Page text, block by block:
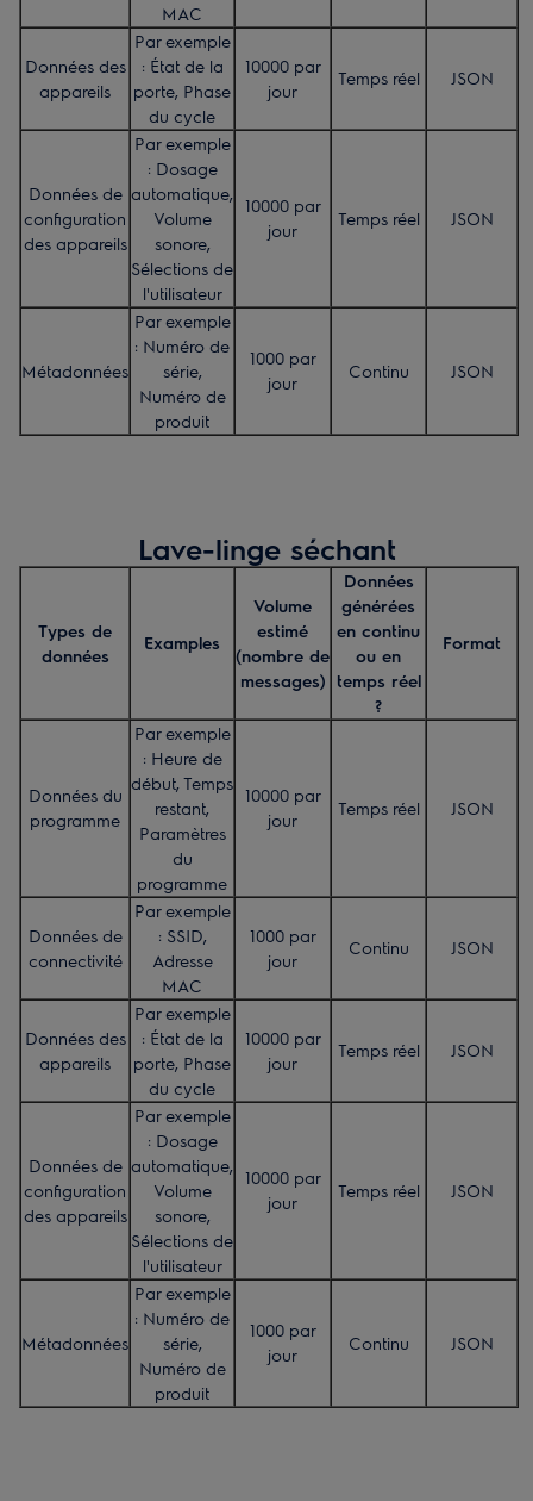
MAC
Données des
appareils
Par exemple
: État de la
porte, Phase
du cycle
10000 par
jour
Temps réel JSON
Données de
configuration
des appareils
Par exemple
: Dosage
automatique,
Volume
sonore,
Sélections de
l'utilisateur
10000 par
jour
Temps réel JSON
Métadonnées
Par exemple
: Numéro de
série,
Numéro de
produit
1000 par
jour
Continu JSON
Lave-linge séchant
Types de
données
Examples
Volume
estimé
(nombre de
messages)
Données
générées
en continu
ou en
temps réel
?
Format
Données du
programme
Par exemple
: Heure de
début, Temps
restant,
Paramètres
du
programme
10000 par
jour
Temps réel JSON
Données de
connectivité
Par exemple
: SSID,
Adresse
MAC
1000 par
jour
Continu JSON
Données des
appareils
Par exemple
: État de la
porte, Phase
du cycle
10000 par
jour
Temps réel JSON
Données de
configuration
des appareils
Par exemple
: Dosage
automatique,
Volume
sonore,
Sélections de
l'utilisateur
10000 par
jour
Temps réel JSON
Métadonnées
Par exemple
: Numéro de
série,
Numéro de
produit
1000 par
jour
Continu JSON